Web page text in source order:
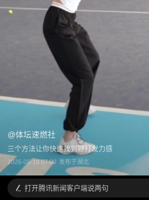
@体坛速燃社
三个方法让你快速找到鞭打发力感
2026-05-16 07:00 发布于湖北
打开腾讯新闻客户端说两句